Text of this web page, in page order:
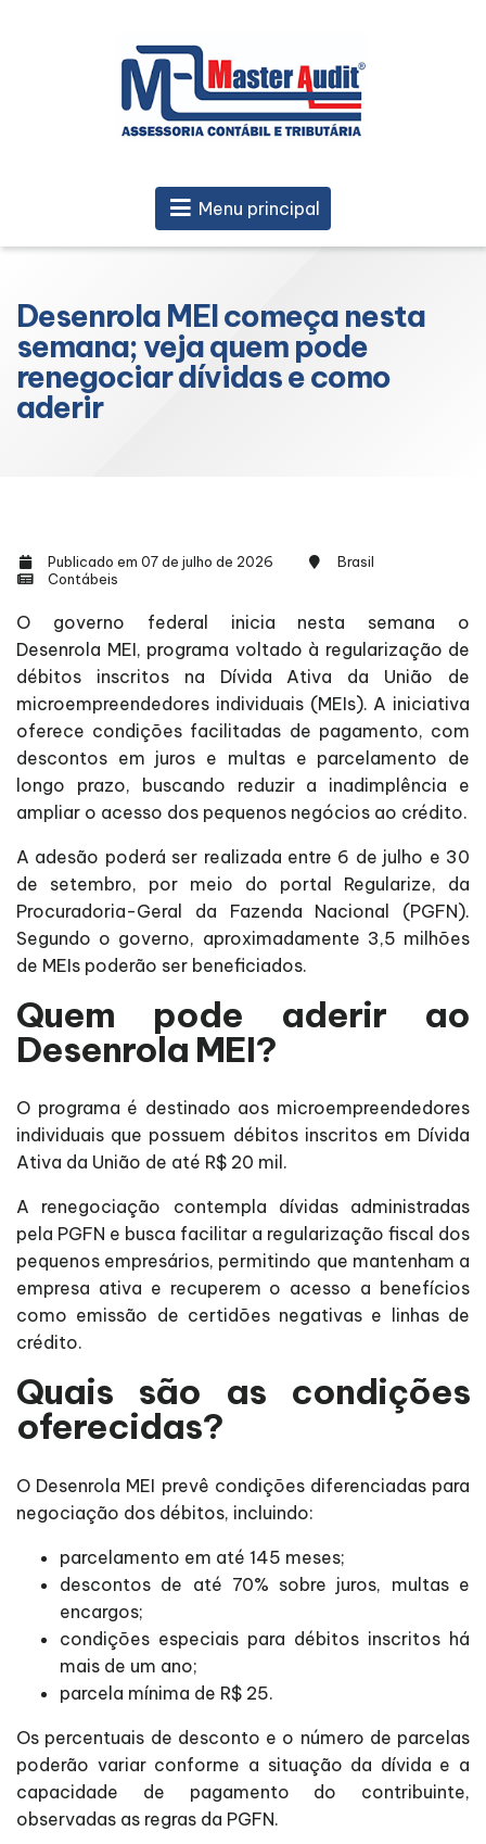
Menu principal
Desenrola MEI começa nesta
semana; veja quem pode
renegociar dívidas e como
aderir
Publicado em 07 de julho de 2026
Brasil
Contábeis
O governo federal inicia nesta semana o
Desenrola MEI, programa voltado à regularização de
débitos inscritos na Dívida Ativa da União de
microempreendedores individuais (MEIs). A iniciativa
oferece condições facilitadas de pagamento, com
descontos em juros e multas e parcelamento de
longo prazo, buscando reduzir a inadimplência e
ampliar o acesso dos pequenos negócios ao crédito.
A adesão poderá ser realizada entre 6 de julho e 30
de setembro, por meio do portal Regularize, da
Procuradoria-Geral da Fazenda Nacional (PGFN).
Segundo o governo, aproximadamente 3,5 milhões
de MEIs poderão ser beneficiados.
Quem pode aderir ao
Desenrola MEI?
O programa é destinado aos microempreendedores
individuais que possuem débitos inscritos em Dívida
Ativa da União de até R$ 20 mil.
A renegociação contempla dívidas administradas
pela PGFN e busca facilitar a regularização fiscal dos
pequenos empresários, permitindo que mantenham a
empresa ativa e recuperem o acesso a benefícios
como emissão de certidões negativas e linhas de
crédito.
Quais são as condições
oferecidas?
O Desenrola MEI prevê condições diferenciadas para
negociação dos débitos, incluindo:
parcelamento em até 145 meses;
descontos de até 70% sobre juros, multas e
encargos;
condições especiais para débitos inscritos há
mais de um ano;
parcela mínima de R$ 25.
Os percentuais de desconto e o número de parcelas
poderão variar conforme a situação da dívida e a
capacidade de pagamento do contribuinte,
observadas as regras da PGFN.